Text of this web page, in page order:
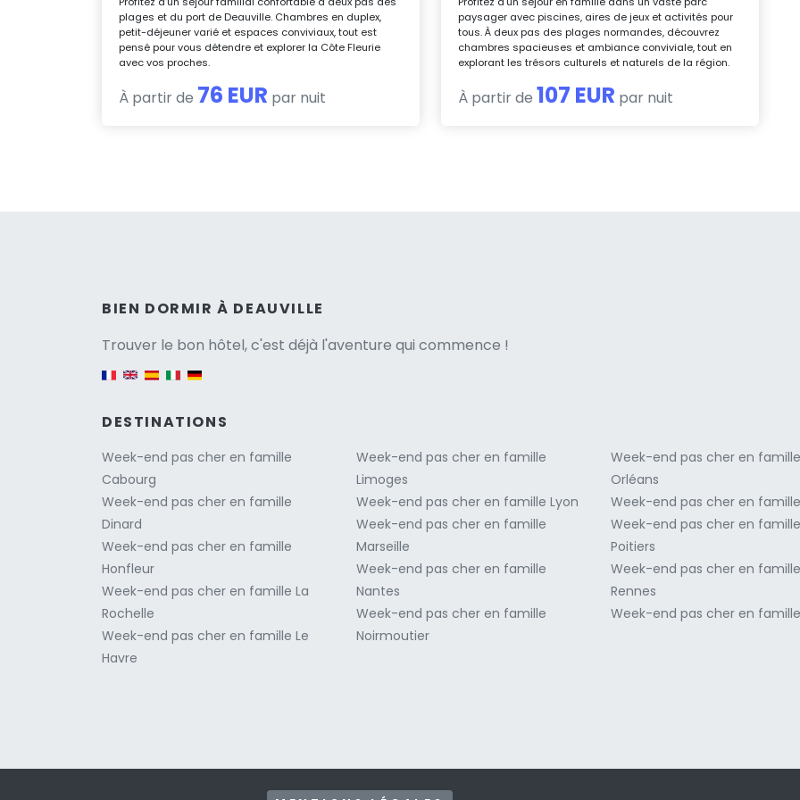
plages et du port de Deauville. Chambres en duplex,
petit-déjeuner varié et espaces conviviaux, tout est
pensé pour vous détendre et explorer la Côte Fleurie
avec vos proches.
À partir de 76 EUR par nuit
paysager avec piscines, aires de jeux et activités pour
tous. À deux pas des plages normandes, découvrez
chambres spacieuses et ambiance conviviale, tout en
explorant les trésors culturels et naturels de la région.
À partir de107 EUR par nuit
BIEN DORMIR À DEAUVILLE
Trouver le bon hôtel, c'est déjà l'aventure qui commence !
Versione
DESTINATIONS
Week-end pas cher en famille
Cabourg
Week-end pas cher en famille
Dinard
Week-end pas cher en famille
Honfleur
Week-end pas cher en famille La
Rochelle
Week-end pas cher en famille Le
Havre
Week-end pas cher en famille
Limoges
Week-end pas cher en famille Lyon
Week-end pas cher en famille
Marseille
Week-end pas cher en famille
Nantes
Week-end pas cher en famille
Noirmoutier
Week-end pas cher en famille
Orléans
Week-end pas cher en
Week-end pas cher en famille
Poitiers
Week-end pas cher en famille
Rennes
Week-end pas cher en